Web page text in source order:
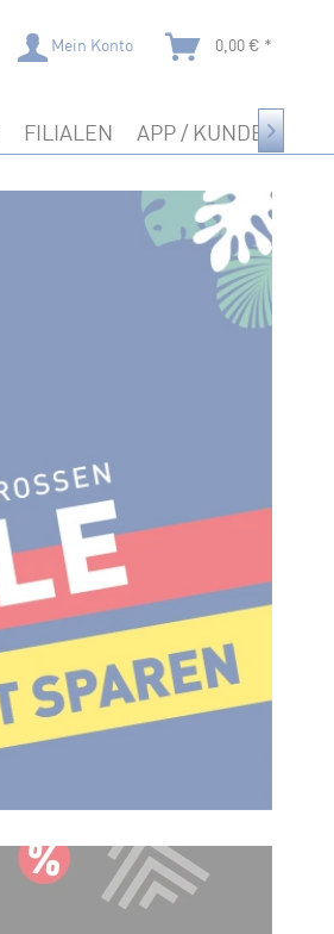
Mein Konto 0,00 € *
FILIALEN APP / 